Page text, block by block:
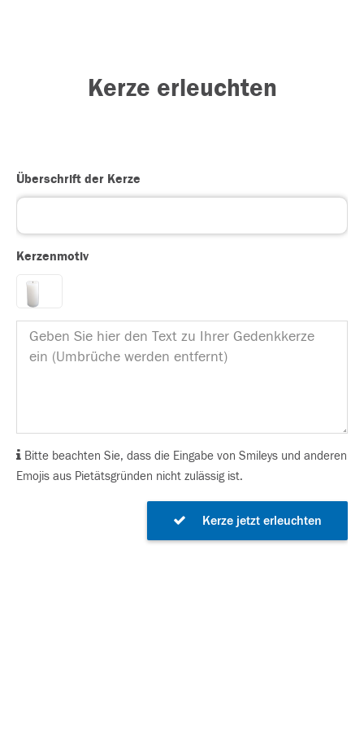
Kerze erleuchten
Überschrift der Kerze
Kerzenmotiv
Bitte beachten Sie, dass die Eingabe von Smileys und anderen
Emojis aus Pietätsgründen nicht zulässig ist.
Kerze jetzt erleuchten